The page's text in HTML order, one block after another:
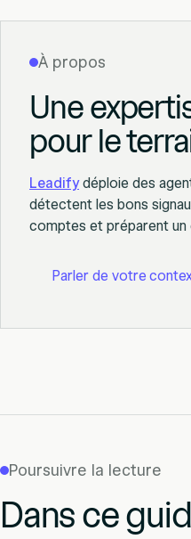
À propos
Une
pour le
Leadifydéploie des
détectent les bons
comptes et préparent
Parler de votre
Poursuivre la lecture
Dans ce